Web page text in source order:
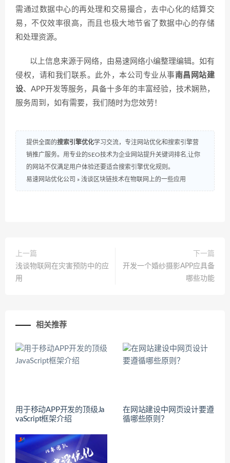
需通过数据中心的再处理和交易撮合，去中心化的结算交
易，不仅效率很高，而且也极大地节省了数据中心的存储
和处理资源。
以上信息来源于网络，由易速网络小编整理编辑。如有
侵权，请和我们联系。此外，本公司专业从事南昌网站建
设、APP开发等服务，具备十多年的丰富经验，技术娴熟，
服务周到，如有需要，我们随时为您效劳！
提供全面的搜索引擎优化学习交流，专注网站优化和搜索引擎营
销推广服务。用专业的SEO技术为企业网站提升关键词排名,让你
的网站不仅满足用户体验还要适合搜索引擎优化规则。
易速网站优化公司 » 浅谈区块链技术在物联网上的一些应用
上一篇
浅谈物联网在灾害预防中的应
用
下一篇
开发一个婚纱摄影APP应具备
哪些功能
相关推荐
用于移动APP开发的顶级Ja
vaScript框架介绍
在网站建设中网页设计要遵
循哪些原则？